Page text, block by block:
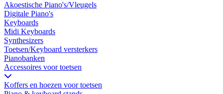
Akoestische Piano's/Vleugels
Digitale Piano's
Keyboards
Midi Keyboards
Synthesizers
Toetsen/Keyboard versterkers
Pianobanken
Accessoires voor toetsen
Koffers en hoezen voor toetsen